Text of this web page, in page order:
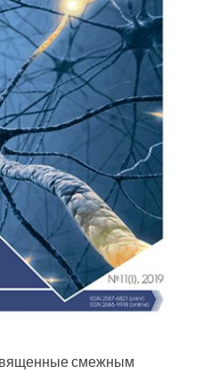
смежным